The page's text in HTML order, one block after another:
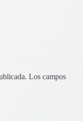
Los campos